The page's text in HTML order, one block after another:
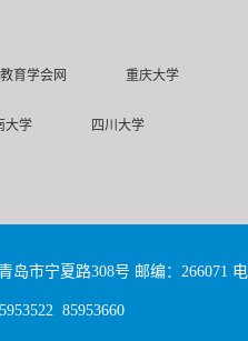
育学会网 重庆大学
大学 四川大学
岛市宁夏路308号 邮编：266071 电
85953660